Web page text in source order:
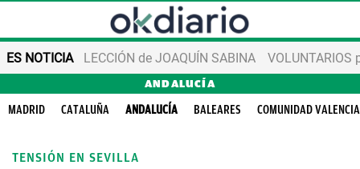
ES NOTICIA LECCIÓN de JOAQUÍN SABINA VOLUNTARIOS
ANDALUCÍA
MADRID CATALUÑA ANDALUCÍA BALEARES COMUNIDAD
TENSIÓN EN SEVILLA